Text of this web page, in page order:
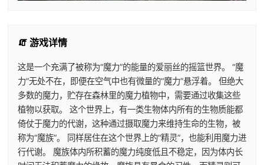
🧯 游戏详情
这是一个充满了被称为“魔力”的能量的爱丽丝的摇篮世界。 “魔
力”无处不在，即便在空气中也有微量的“魔力”悬浮着。 但绝大
多数的魔力，贮存在森林里的魔力植物中，需要通过收集这些
植物以获取。 这个世界上，有一类生物体内所有的生物质能都
倚仗于魔力的代谢，这种通过摄取魔力来维持生命的生物，被
称为“魔族”。 同样居住在这个世界上的“精灵”，也能利用魔力进
行代谢。 魔族体内所积蓄的魔力纯度低且不稳定，因为体内长